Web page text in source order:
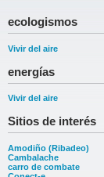
ecologismos
Vivir del aire
energías
Vivir del aire
Sitios de interés
Amodiño (Ribadeo)
Cambalache
carro de combate